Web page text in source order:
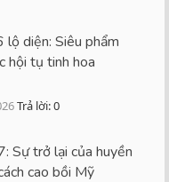
diện: Siêu phẩm
hội tụ tinh hoa
Trả lời: 0
Sự trở lại của huyền
cao bồi Mỹ